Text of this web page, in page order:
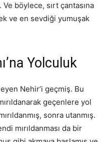
böylece, sırt çantasına
ve en sevdiği yumuşak
Yolculuk
Nehir’i geçmiş. Bu
geçenlere yol
sonra utanmış.
mırıldanması da bir